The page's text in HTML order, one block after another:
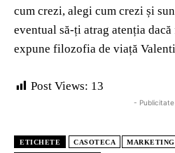
cum crezi, alegi cum crezi și
eventual să-ți atrag atenția
expune filozofia de viață
Post Views: 13
-
ETICHETE CASOTECA MARKETING